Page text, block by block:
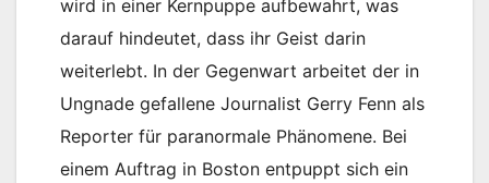
wird in einer Kernpuppe aufbewahrt, was
darauf hindeutet, dass ihr Geist darin
weiterlebt. In der Gegenwart arbeitet der in
Ungnade gefallene Journalist Gerry Fenn als
Reporter für paranormale Phänomene. Bei
einem Auftrag in Boston entpuppt sich ein